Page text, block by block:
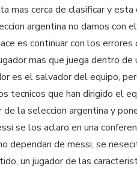
mas cerca de clasificar y
argentina no damos con
es continuar con los
mas que juega dentro
es el salvador del equipo,
tecnicos que han dirigido el
la seleccion argentina y
se los aclaro en una
dependan de messi, se
un jugador de las